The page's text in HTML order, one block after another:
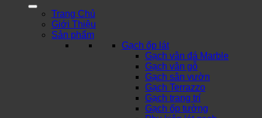
Trang Chủ
Giới Thiệu
Sản phẩm
Gạch ốp lát
Gạch vân đá Marble
Gạch vân gỗ
Gạch sân vườn
Gạch Terrazzo
Gạch trang trí
Gạch ốp tường